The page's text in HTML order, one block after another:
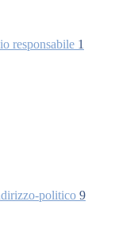
responsabile 1
politico 9